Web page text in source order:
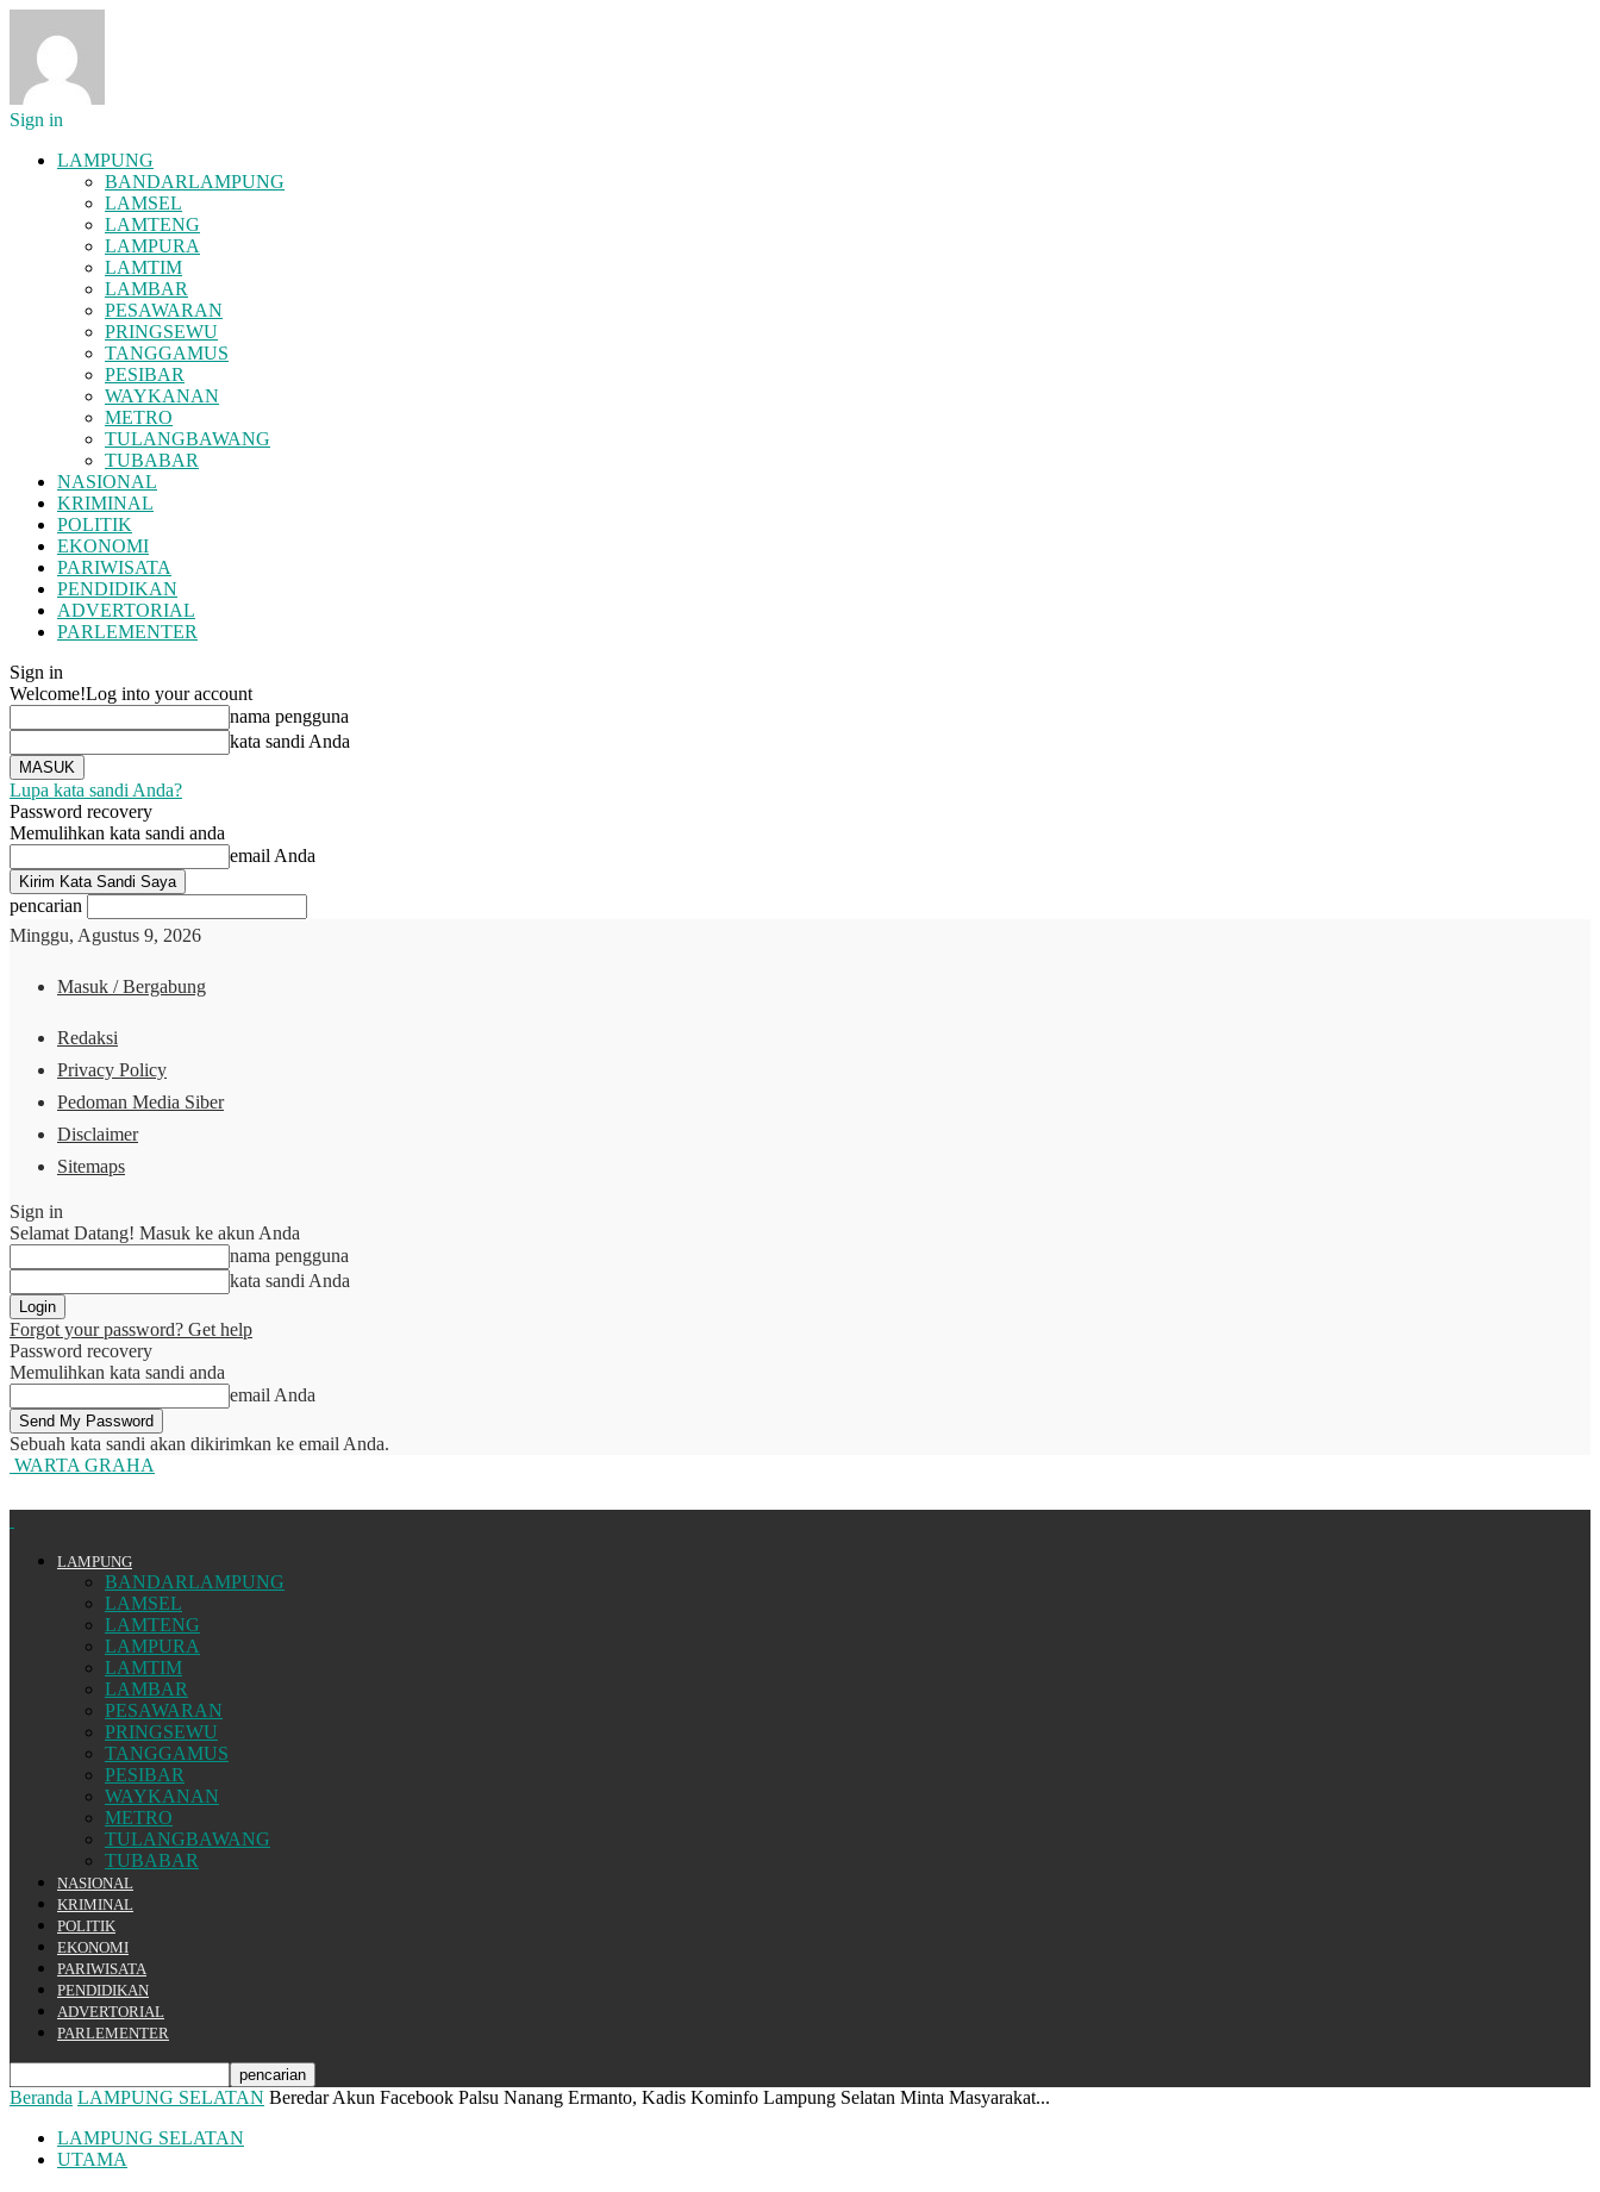
Sign in
LAMPUNG
BANDARLAMPUNG
LAMSEL
LAMTENG
LAMPURA
LAMTIM
LAMBAR
PESAWARAN
PRINGSEWU
TANGGAMUS
PESIBAR
WAYKANAN
METRO
TULANGBAWANG
TUBABAR
NASIONAL
KRIMINAL
POLITIK
EKONOMI
PARIWISATA
PENDIDIKAN
ADVERTORIAL
PARLEMENTER
Sign in
Welcome!Log into your account
nama pengguna
kata sandi Anda
Lupa kata sandi Anda?
Password recovery
Memulihkan kata sandi anda
email Anda
pencarian
Minggu, Agustus 9, 2026
Masuk / Bergabung
Redaksi
Privacy Policy
Pedoman Media Siber
Disclaimer
Sitemaps
Sign in
Selamat Datang! Masuk ke akun Anda
nama pengguna
kata sandi Anda
Forgot your password? Get help
Password recovery
Memulihkan kata sandi anda
email Anda
Sebuah kata sandi akan dikirimkan ke email Anda.
WARTA GRAHA
LAMPUNG
BANDARLAMPUNG
LAMSEL
LAMTENG
LAMPURA
LAMTIM
LAMBAR
PESAWARAN
PRINGSEWU
TANGGAMUS
PESIBAR
WAYKANAN
METRO
TULANGBAWANG
TUBABAR
NASIONAL
KRIMINAL
POLITIK
EKONOMI
PARIWISATA
PENDIDIKAN
ADVERTORIAL
PARLEMENTER
Beranda LAMPUNG SELATAN Beredar Akun Facebook Palsu Nanang Ermanto, Kadis Kominfo Lampung Selatan Minta Masyarakat...
LAMPUNG SELATAN
UTAMA